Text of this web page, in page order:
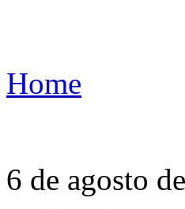
Home
6 de agosto